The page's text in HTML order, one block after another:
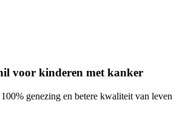
voor kinderen met kanker
genezing en betere kwaliteit van leven